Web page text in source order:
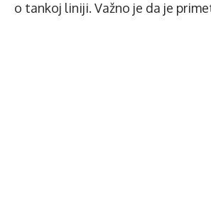
o tankoj liniji. Važno je da je